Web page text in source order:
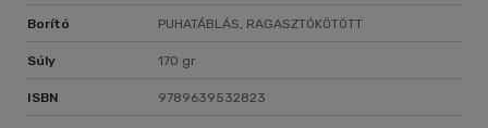
Borító PUHATÁBLÁS, RAGASZTÓKÖTÖTT
Súly 170 gr
ISBN 9789639532823